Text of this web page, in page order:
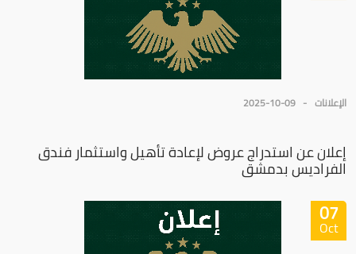
الإعلانات 2025-10-09
إعلان عن استدراج عروض لإعادة تأهيل واستثمار فندق
الفراديس بدمشق
07
Oct